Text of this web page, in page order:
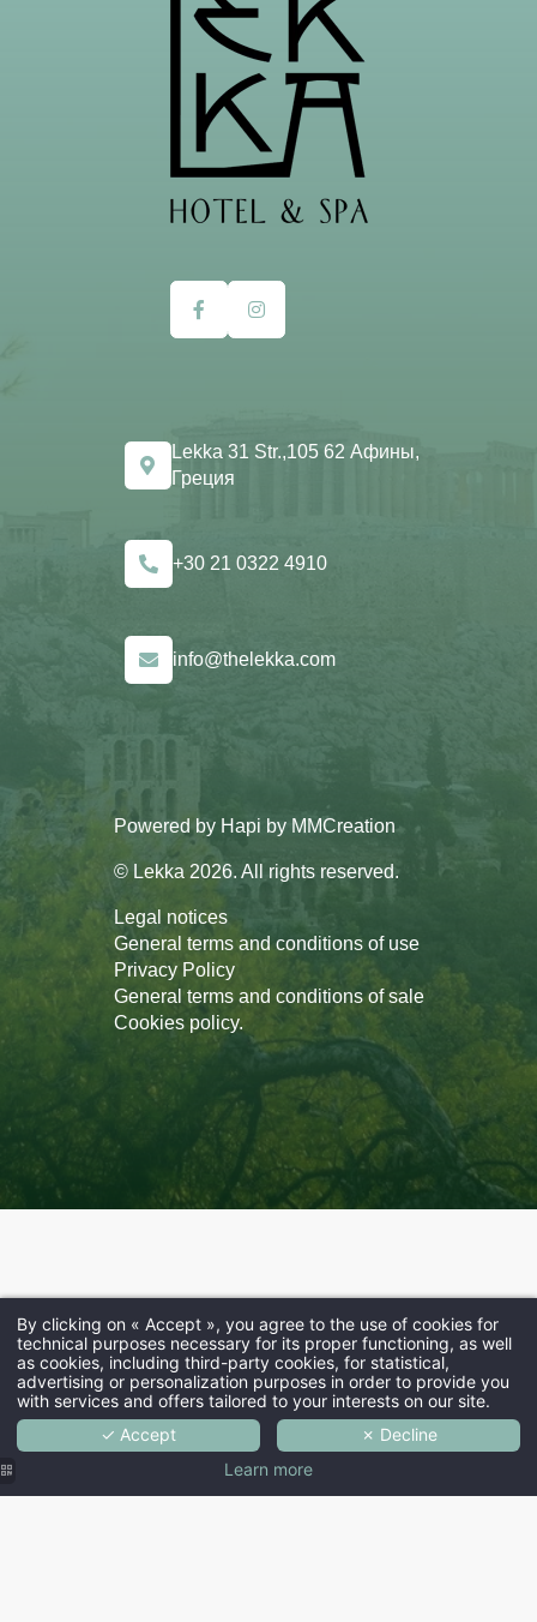
Lekka 31 Str.,105 62 Афины,
Греция
+30 21 0322 4910
info@thelekka.com
Powered by Hapi by MMCreation
© Lekka 2026. All rights reserved.
Legal notices
General terms and conditions of use
Privacy Policy
General terms and conditions of sale
Cookies policy.
By clicking on « Accept », you agree to the use of cookies for
technical purposes necessary for its proper functioning, as well
as cookies, including third-party cookies, for statistical,
advertising or personalization purposes in order to provide you
with services and offers tailored to your interests on our site.
✓ Accept
✗ Decline
Learn more